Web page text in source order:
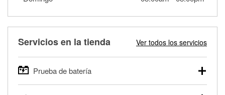
Servicios en la tienda Ver todos los servicios
Prueba de batería